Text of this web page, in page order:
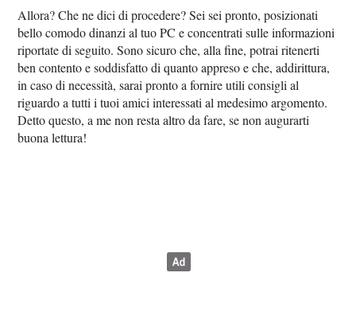
Allora? Che ne dici di procedere? Sei sei pronto, posizionati
bello comodo dinanzi al tuo PC e concentrati sulle informazioni
riportate di seguito. Sono sicuro che, alla fine, potrai ritenerti
ben contento e soddisfatto di quanto appreso e che, addirittura,
in caso di necessità, sarai pronto a fornire utili consigli al
riguardo a tutti i tuoi amici interessati al medesimo argomento.
Detto questo, a me non resta altro da fare, se non augurarti
buona lettura!